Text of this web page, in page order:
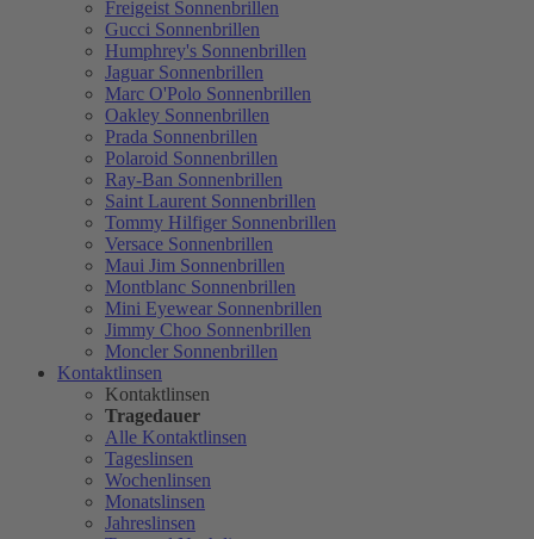
Freigeist Sonnenbrillen
Gucci Sonnenbrillen
Humphrey's Sonnenbrillen
Jaguar Sonnenbrillen
Marc O'Polo Sonnenbrillen
Oakley Sonnenbrillen
Prada Sonnenbrillen
Polaroid Sonnenbrillen
Ray-Ban Sonnenbrillen
Saint Laurent Sonnenbrillen
Tommy Hilfiger Sonnenbrillen
Versace Sonnenbrillen
Maui Jim Sonnenbrillen
Montblanc Sonnenbrillen
Mini Eyewear Sonnenbrillen
Jimmy Choo Sonnenbrillen
Moncler Sonnenbrillen
Kontaktlinsen
Kontaktlinsen
Tragedauer
Alle Kontaktlinsen
Tageslinsen
Wochenlinsen
Monatslinsen
Jahreslinsen